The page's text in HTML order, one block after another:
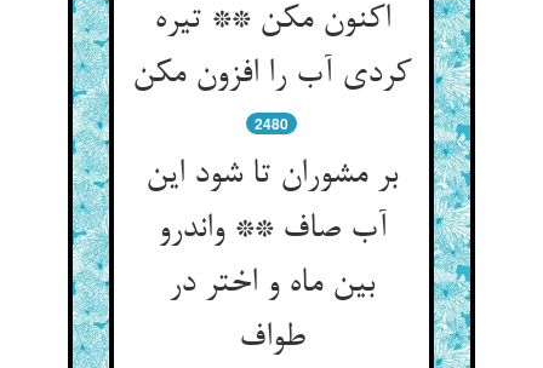
اکنون مکن ** تیره
کردی آب را افزون مکن
2480
بر مشوران تا شود این
آب صاف ** واندرو
بین ماه و اختر در
طواف